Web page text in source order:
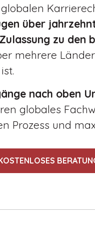
über
zu den
mehrere
nach oben
globales
Prozess und